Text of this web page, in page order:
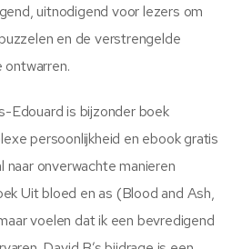
uitnodigend voor lezers om
en de verstrengelde
ontwarren.
Edouard is bijzonder boek
persoonlijkheid en ebook gratis
naar onverwachte manieren
Uit bloed en as (Blood and Ash,
voelen dat ik een bevredigend